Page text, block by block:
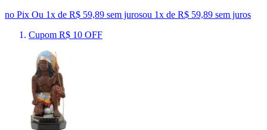
no Pix Ou 1x de R$ 59,89 sem jurosou 1x de R$ 59,89 sem juros
Cupom R$ 10 OFF